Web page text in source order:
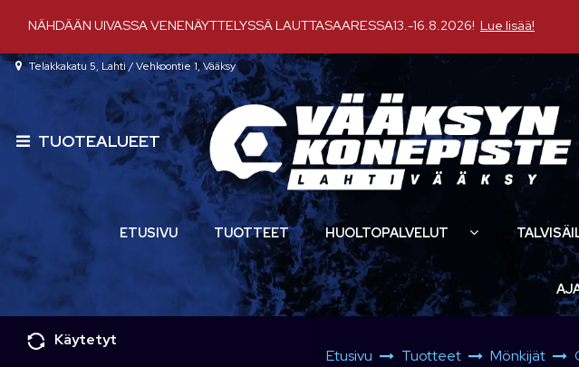
NÄHDÄÄN UIVASSA VENENÄYTTELYSSÄ LAUTTASAARESSA13.-16.8.2026! Lue lisää!
Telakkakatu 5, Lahti / Vehkoontie 1, Vääksy
TUOTEALUEET
ETUSIVU TUOTTEET HUOLTOPALVELUT
Käytetyt
Etusivu Tuotteet Mönkijät